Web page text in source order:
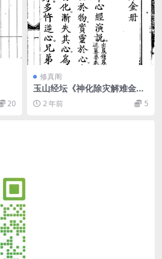
20
修真阁
玉山经坛《神化除灾解难金
册》2 年前 5